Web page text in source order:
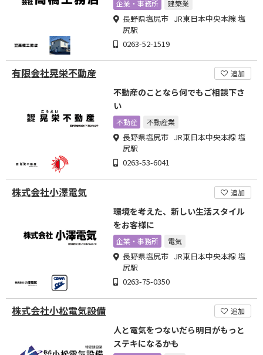
企業・事務所 建築業
長野県塩尻市 JR東日本中央本線 塩
尻駅
0263-52-1519
有限会社晃栄不動産 追加
不動産のことなら何でもご相談下さ
い
不動産 不動産業
長野県塩尻市 JR東日本中央本線 塩
尻駅
0263-53-6041
株式会社小澤電気 追加
環境を考えた、新しい生活スタイル
をお客様に
企業・事務所 電気
長野県塩尻市 JR東日本中央本線 塩
尻駅
0263-75-0350
株式会社小松電気設備 追加
人と電気をつないだら明日がもっと
ステキになるかも